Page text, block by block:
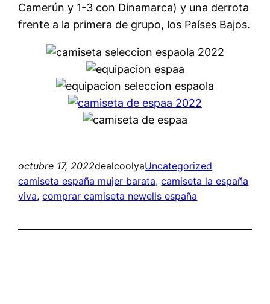
Camerún y 1-3 con Dinamarca) y una derrota
frente a la primera de grupo, los Países Bajos.
octubre 17, 2022dealcoolyaUncategorized
camiseta españa mujer barata, camiseta la españa
viva, comprar camiseta newells españa